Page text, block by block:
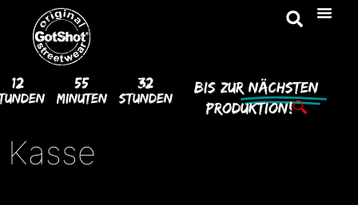
12 55
Minuten
32
Stunden
Bis ZurNächsten
Produktion!🔍
Kasse